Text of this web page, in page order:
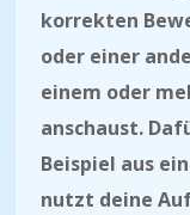
korrekten
oder einer
einem oder
anschaust.
Beispiel aus
nutzt deine